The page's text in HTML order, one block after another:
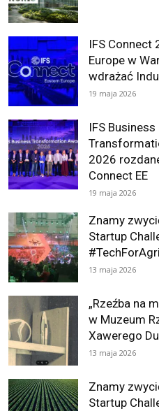
IFS Connect
Europe w
wdrażać
19 maja 2026
IFS Business
2026
Connect EE
19 maja 2026
Znamy
Startup
13 maja 2026
„Rzeźba na
w Muzeum
Xawerego
13 maja 2026
Znamy
Startup